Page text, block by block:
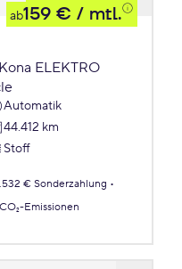
ab159 € / mtl.
ELEKTRO
Automatik
44.412 km
Stoff
€ Sonderzahlung
CO₂-Emissionen